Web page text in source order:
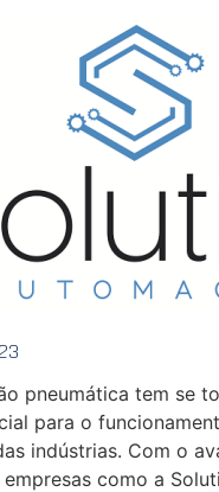
pneumática tem se
para o
indústrias. Com o
como a